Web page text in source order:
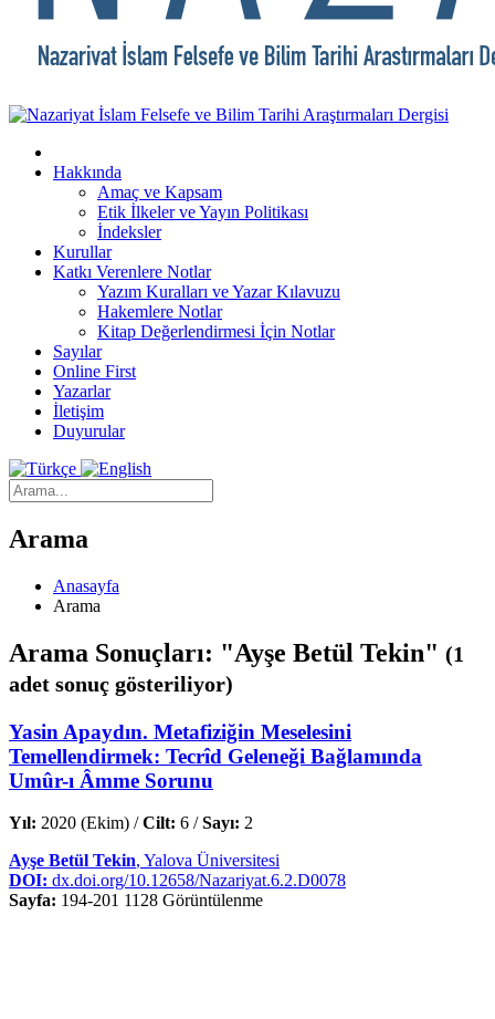
Hakkında
Amaç ve Kapsam
Etik İlkeler ve Yayın Politikası
İndeksler
Kurullar
Katkı Verenlere Notlar
Yazım Kuralları ve Yazar Kılavuzu
Hakemlere Notlar
Kitap Değerlendirmesi İçin Notlar
Sayılar
Online First
Yazarlar
İletişim
Duyurular
Arama
Anasayfa
Arama
Arama Sonuçları: "Ayşe Betül Tekin" (1
adet sonuç gösteriliyor)
Yasin Apaydın. Metafiziğin Meselesini
Temellendirmek: Tecrîd Geleneği Bağlamında
Umûr-ı Âmme Sorunu
Yıl: 2020 (Ekim) /Cilt: 6 /Sayı: 2
Ayşe Betül Tekin, Yalova Üniversitesi
DOI: dx.doi.org/10.12658/Nazariyat.6.2.D0078
Sayfa: 194-201 1128 Görüntülenme